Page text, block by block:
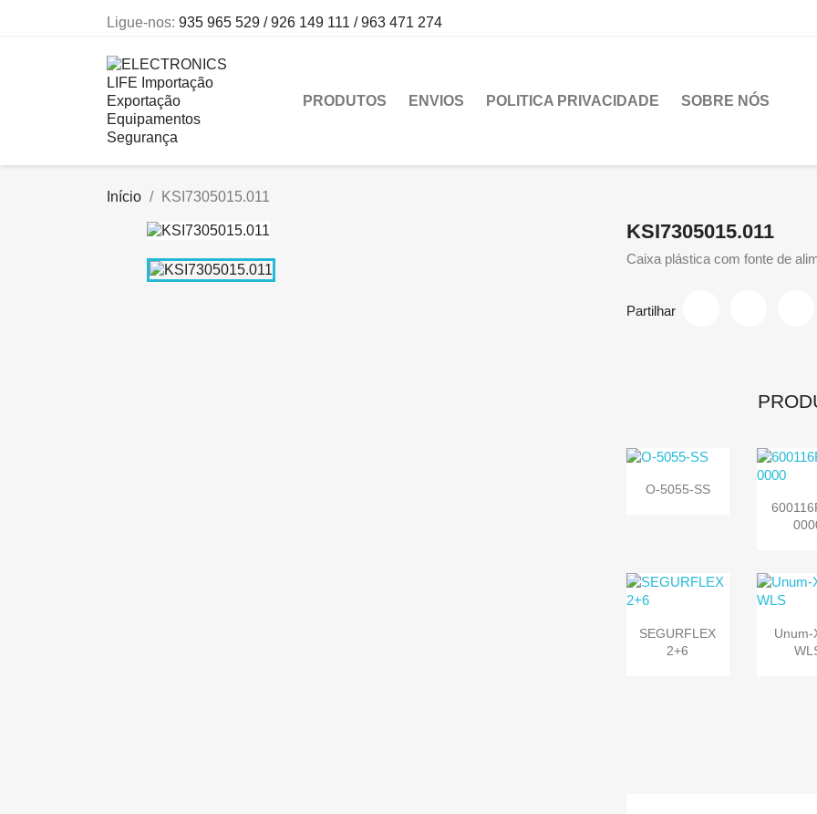
Ligue-nos: 935 965 529 / 926 149 111 / 963 471 274
PRODUTOS ENVIOS POLITICA PRIVACIDADE SOBRE NÓS
Início KSI7305015.011
KSI7305015.011
Caixa plástica com fonte de
Partilhar
 Vista
O-5055-SS

 Vista
rápida
SEGURFLEX
2+6

Unum-